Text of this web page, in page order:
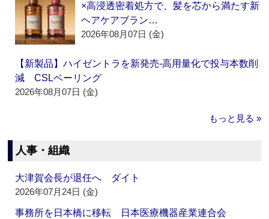
×高浸透密着処方で、髪を芯から満たす新
ヘアケアブラン…
2026年08月07日 (金)
【新製品】ハイゼントラを新発売‐高用量化で投与本数削
減 CSLベーリング
2026年08月07日 (金)
もっと見る »
人事・組織
大津賀会長が退任へ ダイト
2026年07月24日 (金)
事務所を日本橋に移転 日本医療機器産業連合会